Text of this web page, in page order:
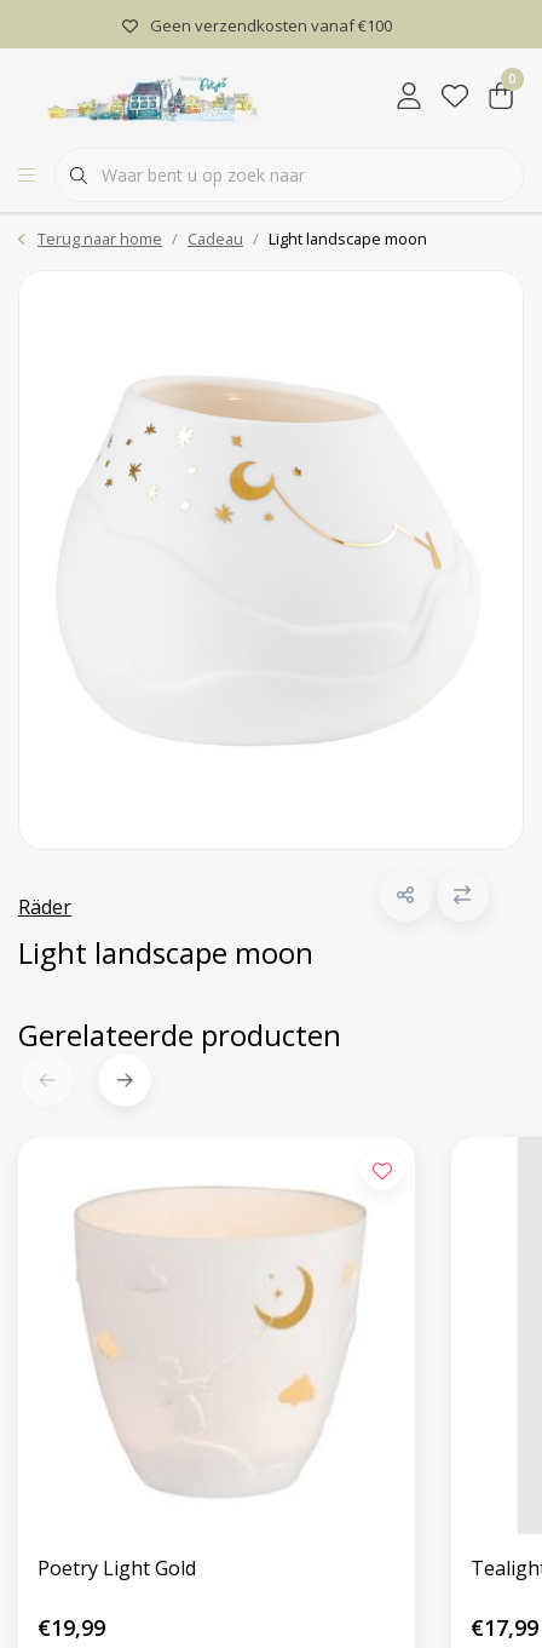
Geen verzendkosten vanaf €100
0
Terug naar home Cadeau Light landscape moon
Räder
Light landscape moon
Gerelateerde producten
Poetry Light Gold
€19,99 €17,99